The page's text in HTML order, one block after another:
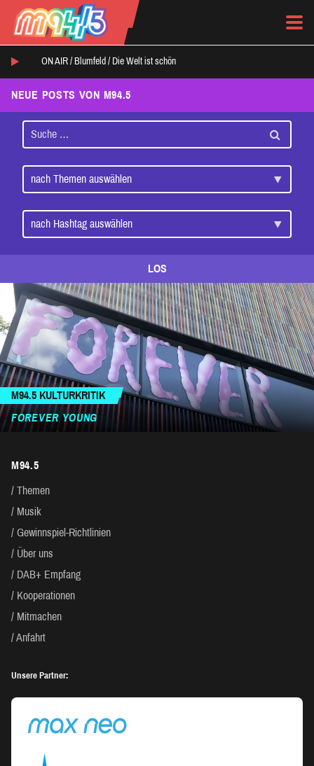
ON AIR / Blumfeld / Die Welt ist schön
NEUE POSTS VON M94.5
LOS
M94.5 KULTURKRITIK
FOREVER YOUNG
M94.5
Themen
Musik
Gewinnspiel-Richtlinien
Über uns
DAB+ Empfang
Kooperationen
Mitmachen
Anfahrt
Unsere Partner: